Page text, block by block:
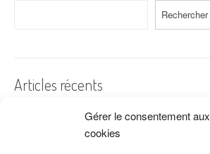
Gérer le consentement aux
cookies
Rechercher
Articles récents
A quelles dates de l’année offre-t-on des fleurs ?
Les fleurs préférées des Français